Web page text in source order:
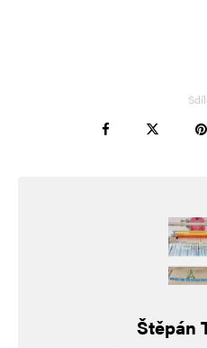
Uložit do prohlížeče jméno, e-
Informujte mě o nových komentářích e-
Štěpán